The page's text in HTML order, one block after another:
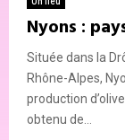
Nyons :
Située dans la
Rhône-Alpes,
production
obtenu de...